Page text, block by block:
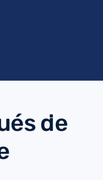
de